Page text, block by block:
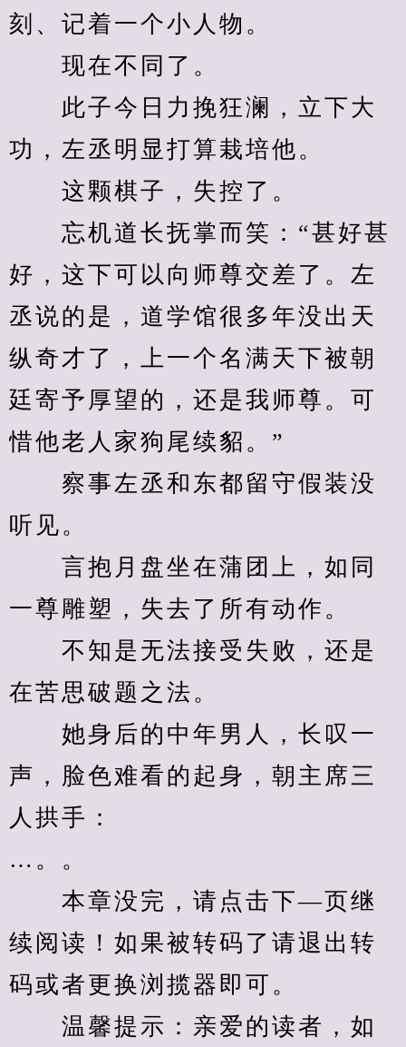
刻、记着一个小人物。
现在不同了。
此子今日力挽狂澜，立下大
功，左丞明显打算栽培他。
这颗棋子，失控了。
忘机道长抚掌而笑：“甚好甚
好，这下可以向师尊交差了。左
丞说的是，道学馆很多年没出天
纵奇才了，上一个名满天下被朝
廷寄予厚望的，还是我师尊。可
惜他老人家狗尾续貂。”
察事左丞和东都留守假装没
听见。
言抱月盘坐在蒲团上，如同
一尊雕塑，失去了所有动作。
不知是无法接受失败，还是
在苦思破题之法。
她身后的中年男人，长叹一
声，脸色难看的起身，朝主席三
人拱手：
…。。
本章没完，请点击下—页继
续阅读！如果被转码了请退出转
码或者更换浏揽器即可。
温馨提示：亲爱的读者，如